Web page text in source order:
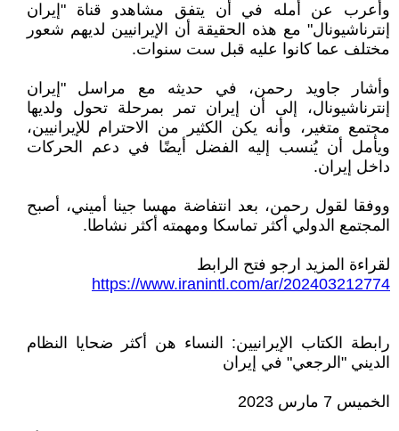
وأعرب عن أمله في أن يتفق مشاهدو قناة "إيران
إنترناشيونال" مع هذه الحقيقة أن الإيرانيين لديهم شعور
مختلف عما كانوا عليه قبل ست سنوات.
وأشار جاويد رحمن، في حديثه مع مراسل "إيران
إنترناشيونال، إلى أن إيران تمر بمرحلة تحول ولديها
مجتمع متغير، وأنه يكن الكثير من الاحترام للإيرانيين،
ويأمل أن يُنسب إليه الفضل أيضًا في دعم الحركات
داخل إيران.
ووفقا لقول رحمن، بعد انتفاضة مهسا جينا أميني، أصبح
المجتمع الدولي أكثر تماسكا ومهمته أكثر نشاطا.
لقراءة المزيد ارجو فتح الرابط
https://www.iranintl.com/ar/202403212774
رابطة الكتاب الإيرانيين: النساء هن أكثر ضحايا النظام
الديني "الرجعي" في إيران
الخميس 7 مارس 2023